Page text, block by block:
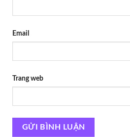
Email
Trang web